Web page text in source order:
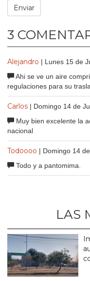
3
Alejandro | Lunes 15 de
Ahi se ve un aire
regulaciones para su
Carlos | Domingo 14 de
Muy bien excelente la
nacional
Todoooo | Domingo 14
Todo y a pantomima.
LAS